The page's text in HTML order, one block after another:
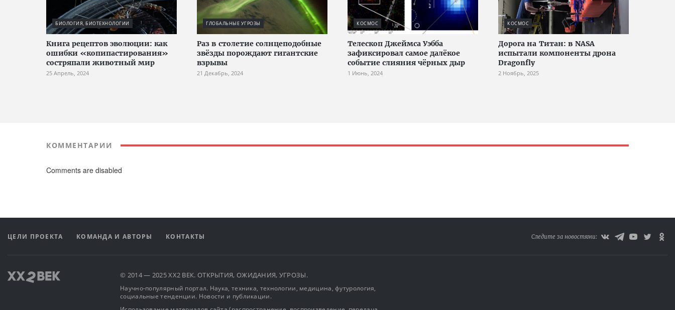
БИОЛОГИЯ, БИОТЕХНОЛОГИИ
Книга рецептов эволюции: как
ошибки «копипастирования»
состряпали животный мир
25 Апрель, 2024
ГЛОБАЛЬНЫЕ УГРОЗЫ
Раз в столетие солнцеподобные
звёзды порождают гигантские
взрывы
21 Декабрь, 2024
КОСМОС
Телескоп Джеймса Уэбба
зафиксировал самое далёкое
событие слияния чёрных дыр
1 Июнь, 2024
КОСМОС
Дорога на Титан: в NASA
испытали компоненты дрона
Dragonfly
2 Ноябрь, 2025
КОММЕНТАРИИ
Comments are disabled
ЦЕЛИ ПРОЕКТА КОМАНДА И АВТОРЫ КОНТАКТЫ Следите за новостями:
© 2014 — 2025 XX2 ВЕК. ОТКРЫТИЯ, ОЖИДАНИЯ, УГРОЗЫ.
Научно-популярный портал. Наука, техника, технологии, медицина, футурология,
социальные тенденции. Новости и публикации.